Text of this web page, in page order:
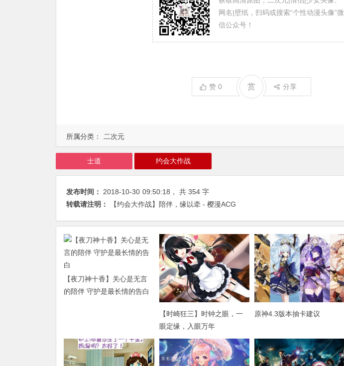
所属分类： 二次元
网名|壁纸，扫码或搜索“个性动漫头像”微
信公众号！
赞 0 赏 分享
士道 约会大作战
发布时间： 2018-10-30 09:50:18 ， 共 354 字
转载请注明：
【约会大作战】陪伴，缘以牵 - 樱漫ACG
【夜刀神十香】关心是无言
的陪伴 守护是最长情的告白
【时崎狂三】时钟之眼，一
眼定缘，入眼万年
原神4.3版本抽卡建议